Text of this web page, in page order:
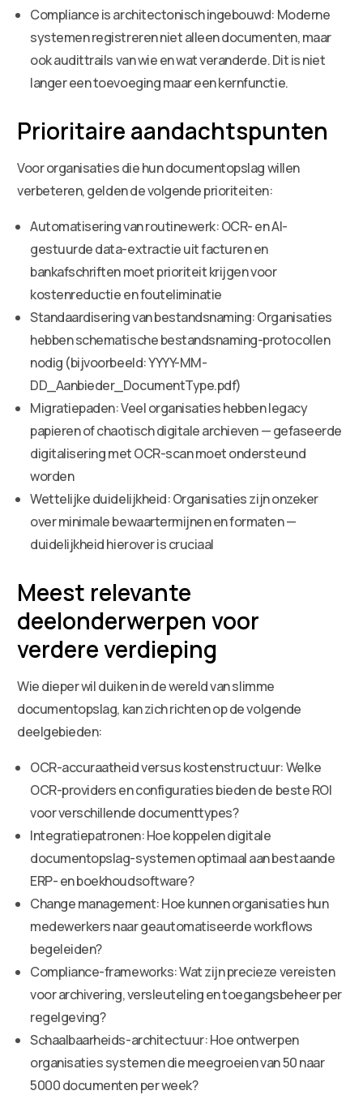
Compliance is architectonisch ingebouwd: Moderne
systemen registreren niet alleen documenten, maar
ook audittrails van wie en wat veranderde. Dit is niet
langer een toevoeging maar een kernfunctie.
Prioritaire aandachtspunten
Voor organisaties die hun documentopslag willen
verbeteren, gelden de volgende prioriteiten:
Automatisering van routinewerk: OCR- en AI-
gestuurde data-extractie uit facturen en
bankafschriften moet prioriteit krijgen voor
kostenreductie en fouteliminatie
Standaardisering van bestandsnaming: Organisaties
hebben schematische bestandsnaming-protocollen
nodig (bijvoorbeeld: YYYY-MM-
DD_Aanbieder_DocumentType.pdf)
Migratiepaden: Veel organisaties hebben legacy
papieren of chaotisch digitale archieven — gefaseerde
digitalisering met OCR-scan moet ondersteund
worden
Wettelijke duidelijkheid: Organisaties zijn onzeker
over minimale bewaartermijnen en formaten —
duidelijkheid hierover is cruciaal
Meest relevante
deelonderwerpen voor
verdere verdieping
Wie dieper wil duiken in de wereld van slimme
documentopslag, kan zich richten op de volgende
deelgebieden:
OCR-accuraatheid versus kostenstructuur: Welke
OCR-providers en configuraties bieden de beste ROI
voor verschillende documenttypes?
Integratiepatronen: Hoe koppelen digitale
documentopslag-systemen optimaal aan bestaande
ERP- en boekhoudsoftware?
Change management: Hoe kunnen organisaties hun
medewerkers naar geautomatiseerde workflows
begeleiden?
Compliance-frameworks: Wat zijn precieze vereisten
voor archivering, versleuteling en toegangsbeheer per
regelgeving?
Schaalbaarheids-architectuur: Hoe ontwerpen
organisaties systemen die meegroeien van 50 naar
5000 documenten per week?